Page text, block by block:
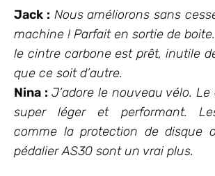
Jack : Nous améliorons sans
machine ! Parfait en sortie de
le cintre carbone est prêt, inutile
que ce soit d’autre.
Nina : J’adore le nouveau vélo.
super léger et performant.
comme la protection de disque
pédalier AS30 sont un vrai plus.